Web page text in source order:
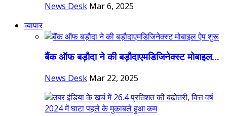
News Desk Mar 6, 2025
व्यापार
बैंक ऑफ बड़ौदा ने की बड़ौदाएमडिजिनेक्स्ट मोबाइल...
News Desk Mar 22, 2025